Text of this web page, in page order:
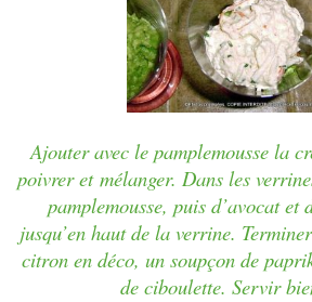
Ajouter avec le pamplemousse la
poivrer etmélanger. Dans les
pamplemousse, puis d’avocat et
jusqu’en haut de la verrine.
citron en déco, un soupçon de
de ciboulette. Servir